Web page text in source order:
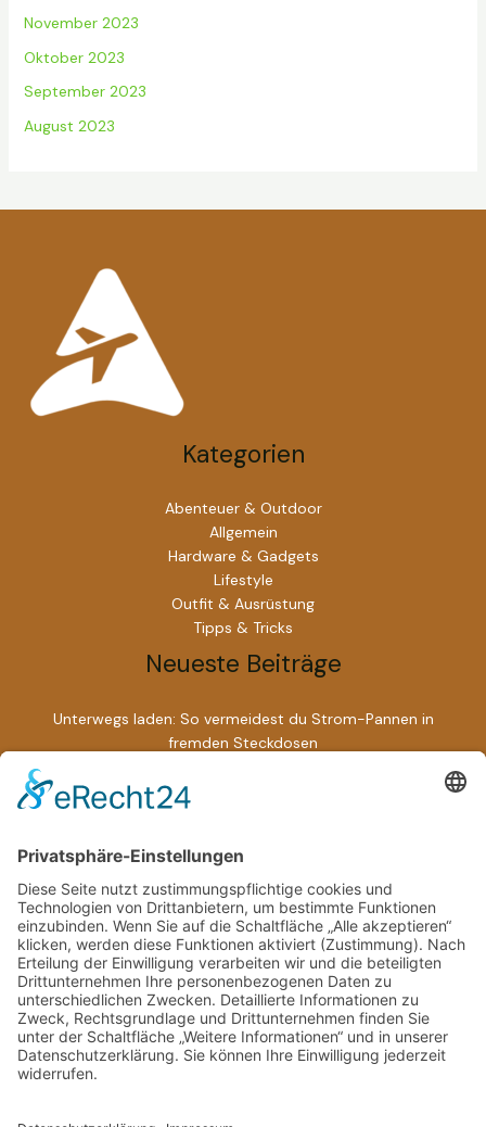
November 2023
Oktober 2023
September 2023
August 2023
Kategorien
Abenteuer & Outdoor
Allgemein
Hardware & Gadgets
Lifestyle
Outfit & Ausrüstung
Tipps & Tricks
Neueste Beiträge
Unterwegs laden: So vermeidest du Strom-Pannen in
fremden Steckdosen
Wenn HR auf Fernarbeit trifft: So verändern digitale Prozesse
unser Berufsleben radikal
Sehenswürdigkeiten
So steigern Sie Ihre Konzentration und Energie unterwegs
mit natürlichen Vitaminkapseln
Top Pflege Jobs in Frankfurt: Jetzt den passenden
Pflegedienst finden und Karriere starten!
Schlagwörter